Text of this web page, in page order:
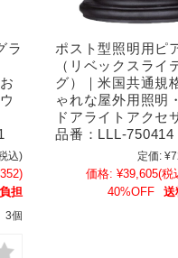
ラ
込)
担
3個
ポスト型照明用ピ
（リベックスライ
グ）｜米国共通規
ゃれな屋外用照明
ドアライトアクセ
品番：LLL-750414
定価:
価格: ¥39,605(税
40%OFF
送